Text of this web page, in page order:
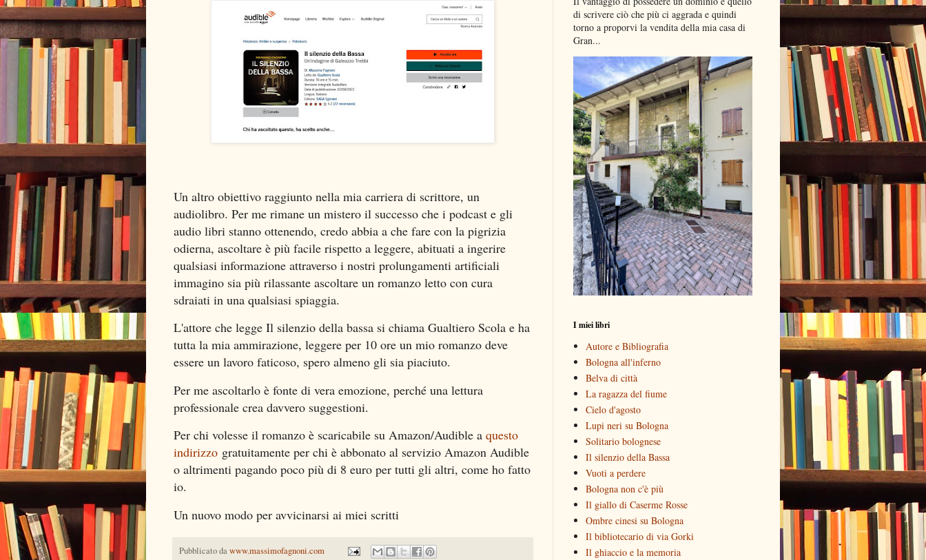
Un altro obiettivo raggiunto nella mia carriera di scrittore, un
audiolibro. Per me rimane un mistero il successo che i podcast e gli
audio libri stanno ottenendo, credo abbia a che fare con la pigrizia
odierna, ascoltare è più facile rispetto a leggere, abituati a ingerire
qualsiasi informazione attraverso i nostri prolungamenti artificiali
immagino sia più rilassante ascoltare un romanzo letto con cura
sdraiati in una qualsiasi spiaggia.
L'attore che legge Il silenzio della bassa si chiama Gualtiero Scola e ha
tutta la mia ammirazione, leggere per 10 ore un mio romanzo deve
essere un lavoro faticoso, spero almeno gli sia piaciuto.
Per me ascoltarlo è fonte di vera emozione, perché una lettura
professionale crea davvero suggestioni.
Per chi volesse il romanzo è scaricabile su Amazon/Audible a questo
indirizzo gratuitamente per chi è abbonato al servizio Amazon Audible
o altrimenti pagando poco più di 8 euro per tutti gli altri, come ho fatto
io.
Un nuovo modo per avvicinarsi ai miei scritti
Pubblicato dawww.massimofagnoni.com
di scrivere ciò che più ci aggrada e quindi
torno a proporvi la vendita della mia casa di
Gran...
I miei libri
Autore e Bibliografia
Bologna all'inferno
Belva di città
La ragazza del fiume
Cielo d'agosto
Lupi neri su Bologna
Solitario bolognese
Il silenzio della Bassa
Vuoti a perdere
Bologna non c'è più
Il giallo di Caserme Rosse
Ombre cinesi su Bologna
Il bibliotecario di via Gorki
Il ghiaccio e la memoria